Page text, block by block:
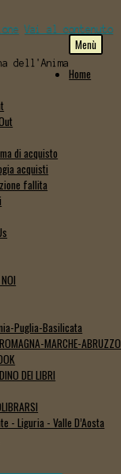
Vai al contenuto
dell'Anima
Menù
Home
di acquisto
acquisti
fallita
Puglia-Basilicata
MARCHE-ABRUZZO
DEI LIBRI
- Liguria - Valle D’Aosta